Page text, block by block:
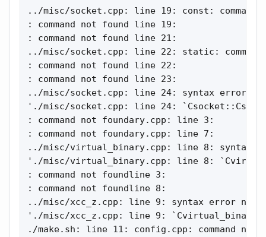
../misc/socket.cpp: line 19: const: command
: command not found line 19:
: command not found line 21:
../misc/socket.cpp: line 22: static: command
: command not found line 22:
: command not found line 23:
../misc/socket.cpp: line 24: syntax error near
'./misc/socket.cpp: line 24:
: command not foundary.cpp: line 3:
: command not foundary.cpp: line 7:
../misc/virtual_binary.cpp: line 8: syntax
'./misc/virtual_binary.cpp: line 8:
: command not foundline 3:
: command not foundline 8:
../misc/xcc_z.cpp: line 9: syntax error near
'./misc/xcc_z.cpp: line 9: `Cvirtual_binary
./make.sh: line 11: config.cpp: command not